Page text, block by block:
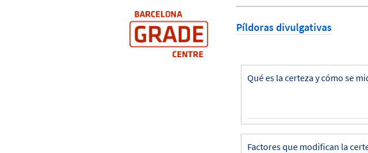
Píldoras divulgativas
Qué es la certeza y cómo se
Factores que modifican la